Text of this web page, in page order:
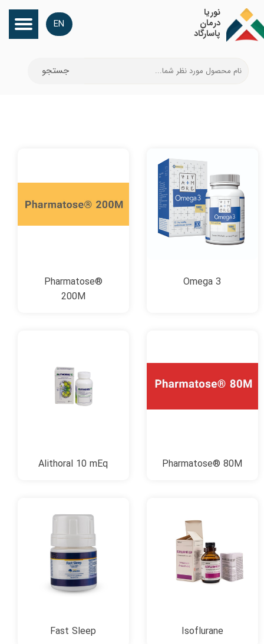
​نوریا
درمان
پاسارگاد
جستجو
EN
Omega 3
Pharmatose®
200M
Pharmatose® 80M
Alithoral 10 mEq
Isoflurane
Fast Sleep